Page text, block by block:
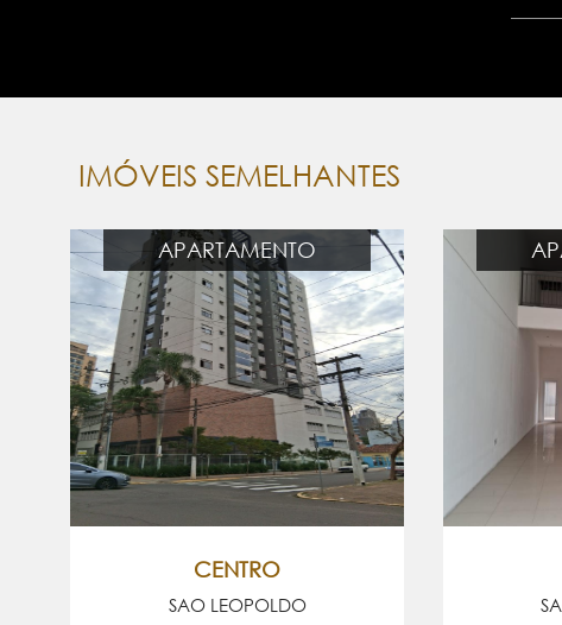
IMÓVEIS SEMELHANTES
APARTAMENTO
CENTRO
SAO LEOPOLDO